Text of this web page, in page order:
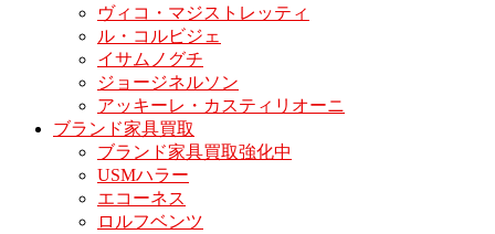
ヴィコ・マジストレッティ
ル・コルビジェ
イサムノグチ
ジョージネルソン
アッキーレ・カスティリオーニ
ブランド家具買取
ブランド家具買取強化中
USMハラー
エコーネス
ロルフベンツ